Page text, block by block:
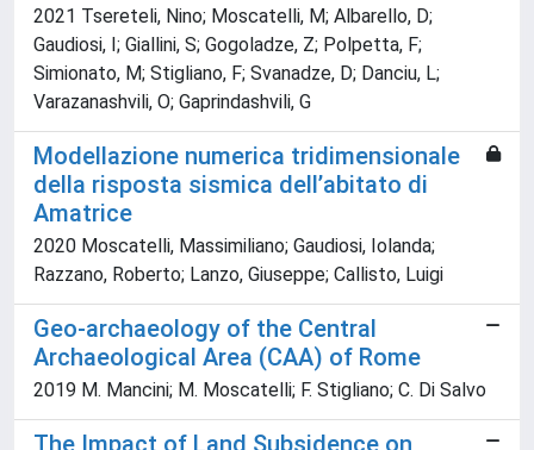
2021 Tsereteli, Nino; Moscatelli, M; Albarello, D;
Gaudiosi, I; Giallini, S; Gogoladze, Z; Polpetta, F;
Simionato, M; Stigliano, F; Svanadze, D; Danciu, L;
Varazanashvili, O; Gaprindashvili, G
Modellazione numerica tridimensionale
della risposta sismica dell’abitato di
Amatrice
2020 Moscatelli, Massimiliano; Gaudiosi, Iolanda;
Razzano, Roberto; Lanzo, Giuseppe; Callisto, Luigi
Geo-archaeology of the Central
Archaeological Area (CAA) of Rome
2019 M. Mancini; M. Moscatelli; F. Stigliano; C. Di Salvo